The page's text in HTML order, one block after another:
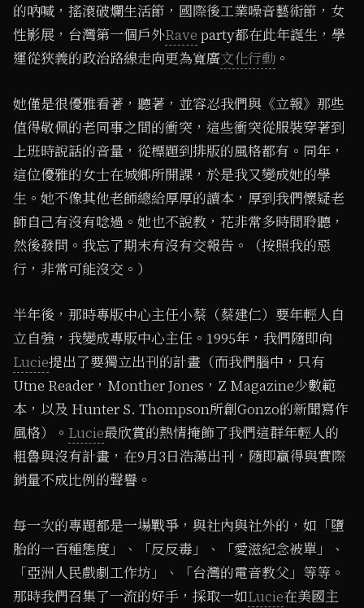
的吶喊，搖滾破爛生活節，國際後工業噪音藝術節，女
性影展，台灣第一個戶外Rave party都在此年誕生，學
運從狹義的政治路線走向更為寬廣文化行動 。
她僅是很優雅看著，聽著，並容忍我們與《立報》那些
值得敬佩的老同事之間的衝突，這些衝突從服裝穿著到
上班時說話的音量，從標題到排版的風格都有。同年，
這位優雅的女士在城鄉所開課，於是我又變成她的學
生。她不像其他老師總給厚厚的讀本，厚到我們懷疑老
師自己有沒有唸過。她也不說教，花非常多時間聆聽，
然後發問。我忘了期末有沒有交報告。（按照我的惡
行，非常可能沒交。）
半年後，那時專版中心主任小蔡（蔡建仁）要年輕人自
立自強，我變成專版中心主任。1995年，我們隨即向
Lucie提出了要獨立出刊的計畫（而我們腦中，只有
Utne Reader，Monther Jones，Z Magazine少數範
本，以及 Hunter S. Thompson所創Gonzo的新聞寫作
風格）。 Lucie最欣賞的熱情掩飾了我們這群年輕人的
粗魯與沒有計畫，在9月3日浩蕩出刊，隨即贏得與實際
銷量不成比例的聲譽。
每一次的專題都是一場戰爭，與社內與社外的，如「墮
胎的一百種態度」、「反反毒」、「愛滋紀念被單」、
「亞洲人民戲劇工作坊」、「台灣的電音教父」等等。
那時我們召集了一流的好手，採取一如Lucie在美國主